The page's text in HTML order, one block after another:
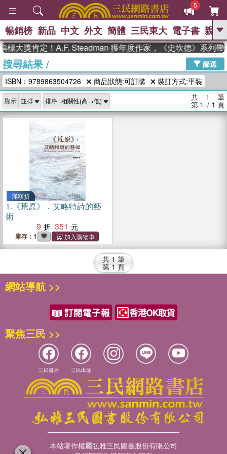
5
GO
高希均教授回憶錄
、 The Odyssey 、 父親節 、 花開錦
繡 、 暑期推薦 、 方念華 、 台灣的
李登輝時代 、 數學女孩：黎曼猜想
、
如果歷史是一
群喵 、 臺灣漫遊錄
暢銷榜 新品 中文 外文 簡體 三民東大 電子書 親子
標大獎肯定！A.F. Steadman 獲年度作家，《史坎德》系列帶
搜尋結果/
篩選
ISBN：9789863504726
商品狀態:可訂購 裝訂方式:平裝
顯示 排序 共 1 筆
第 1 / 1 頁
滿額折
1. 《荒原》．艾略特詩的藝
術
9
351
庫存：1
共 1 筆
第 1 頁
網站導航 >>
聚焦三民 >>
三民書局 三民出版
本站著作權屬弘雅三民圖書股份有限公司